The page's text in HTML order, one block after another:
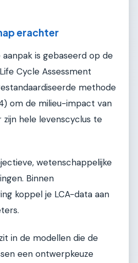
erachter
aanpak is gebaseerd op de
Cycle Assessment
methode
om de milieu-impact van
hele levenscyclus te
wetenschappelijke
Binnen
koppel je LCA-data aan
in de modellen die de
een ontwerpkeuze